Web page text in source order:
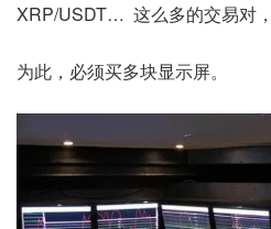
XRP/USDT… 这么多的交易对，
为此，必须买多块显示屏。